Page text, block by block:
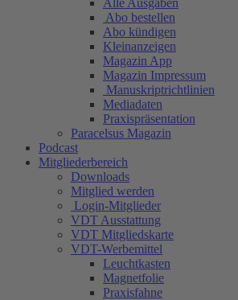
Alle Ausgaben
Abo bestellen
Abo kündigen
Kleinanzeigen
Magazin App
Magazin Impressum
Manuskriptrichtlinien
Mediadaten
Praxispräsentation
Paracelsus Magazin
Podcast
Mitgliederbereich
Downloads
Mitglied werden
Login-Mitglieder
VDT Ausstattung
VDT Mitgliedskarte
VDT-Werbemittel
Leuchtkasten
Magnetfolie
Praxisfahne